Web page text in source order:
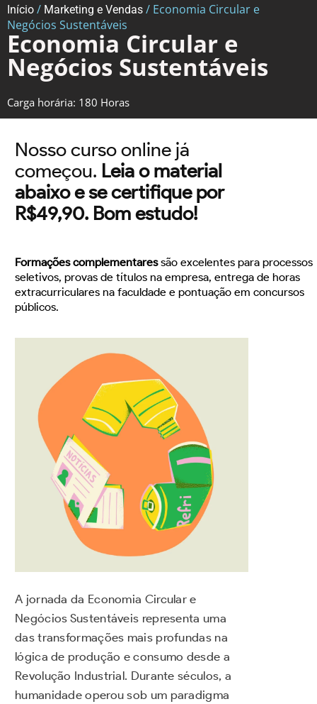
Início / Marketing e Vendas / Economia Circular e
Negócios Sustentáveis
Economia Circular e
Negócios Sustentáveis
Carga horária: 180 Horas
Nosso curso online já
começou. Leia o material
abaixo e se certifique por
R$49,90. Bom estudo!
Formações complementaressão excelentes para processos
seletivos, provas de títulos na empresa, entrega de horas
extracurriculares na faculdade e pontuação em concursos
públicos.
A jornada da Economia Circular e
Negócios Sustentáveis representa uma
das transformações mais profundas na
lógica de produção e consumo desde a
Revolução Industrial. Durante séculos, a
humanidade operou sob um paradigma